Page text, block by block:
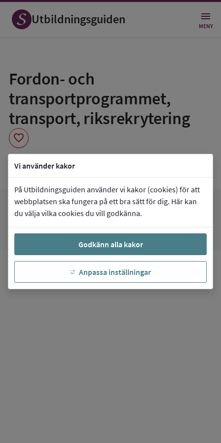
Vi använder kakor
På Utbildningsguiden använder vi kakor (cookies) för att
webbplatsen ska fungera på ett bra sätt för dig. Här kan
du välja vilka cookies du vill godkänna.
Godkänn alla kakor
Anpassa inställningar
Utbildningsguiden MENY
Fordon- och
transportprogrammet,
transport, riksrekrytering
favorite
som
favorit
Timrå gymnasium 1
Gå tillTimrå gymnasium 1arrow_forward Mina favoriter